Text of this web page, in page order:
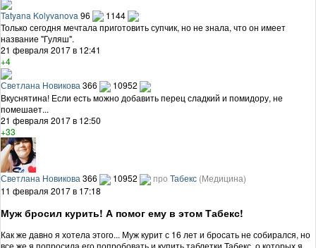
Tatyana Kolyvanova 96
1144
Только сегодня мечтала приготовить супчик, но не знала, что он имеет
название "Гуляш".
21 февраля 2017 в 12:41
+4
Светлана Новикова 366
10952
Вкуснятина! Если есть можно добавить перец сладкий и помидору, не
помешает...
21 февраля 2017 в 12:50
+33
Светлана Новикова 366 10952 про Табекс (Медицина)
11 февраля 2017 в 17:18
Муж бросил курить! А помог ему в этом Табекс!
Как же давно я хотела этого... Муж курит с 16 лет и бросать не собирался, но
все же я попросила его попробовать и купить таблетки Табекс, о которых я